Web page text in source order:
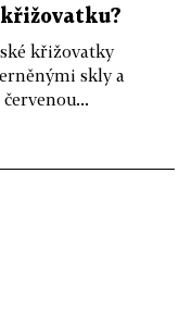
křižovatku?
křižovatky
skly a